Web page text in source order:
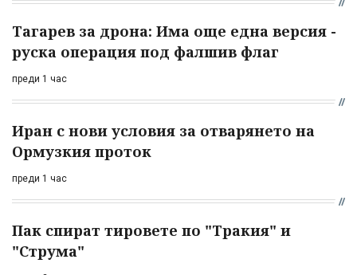
Тагарев за дрона: Има още една версия -
руска операция под фалшив флаг
преди 1 час
Иран с нови условия за отварянето на
Ормузкия проток
преди 1 час
Пак спират тировете по "Тракия" и
"Струма"